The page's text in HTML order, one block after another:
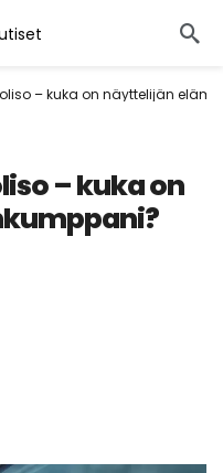
– kuka on näyttelijän
– kuka on